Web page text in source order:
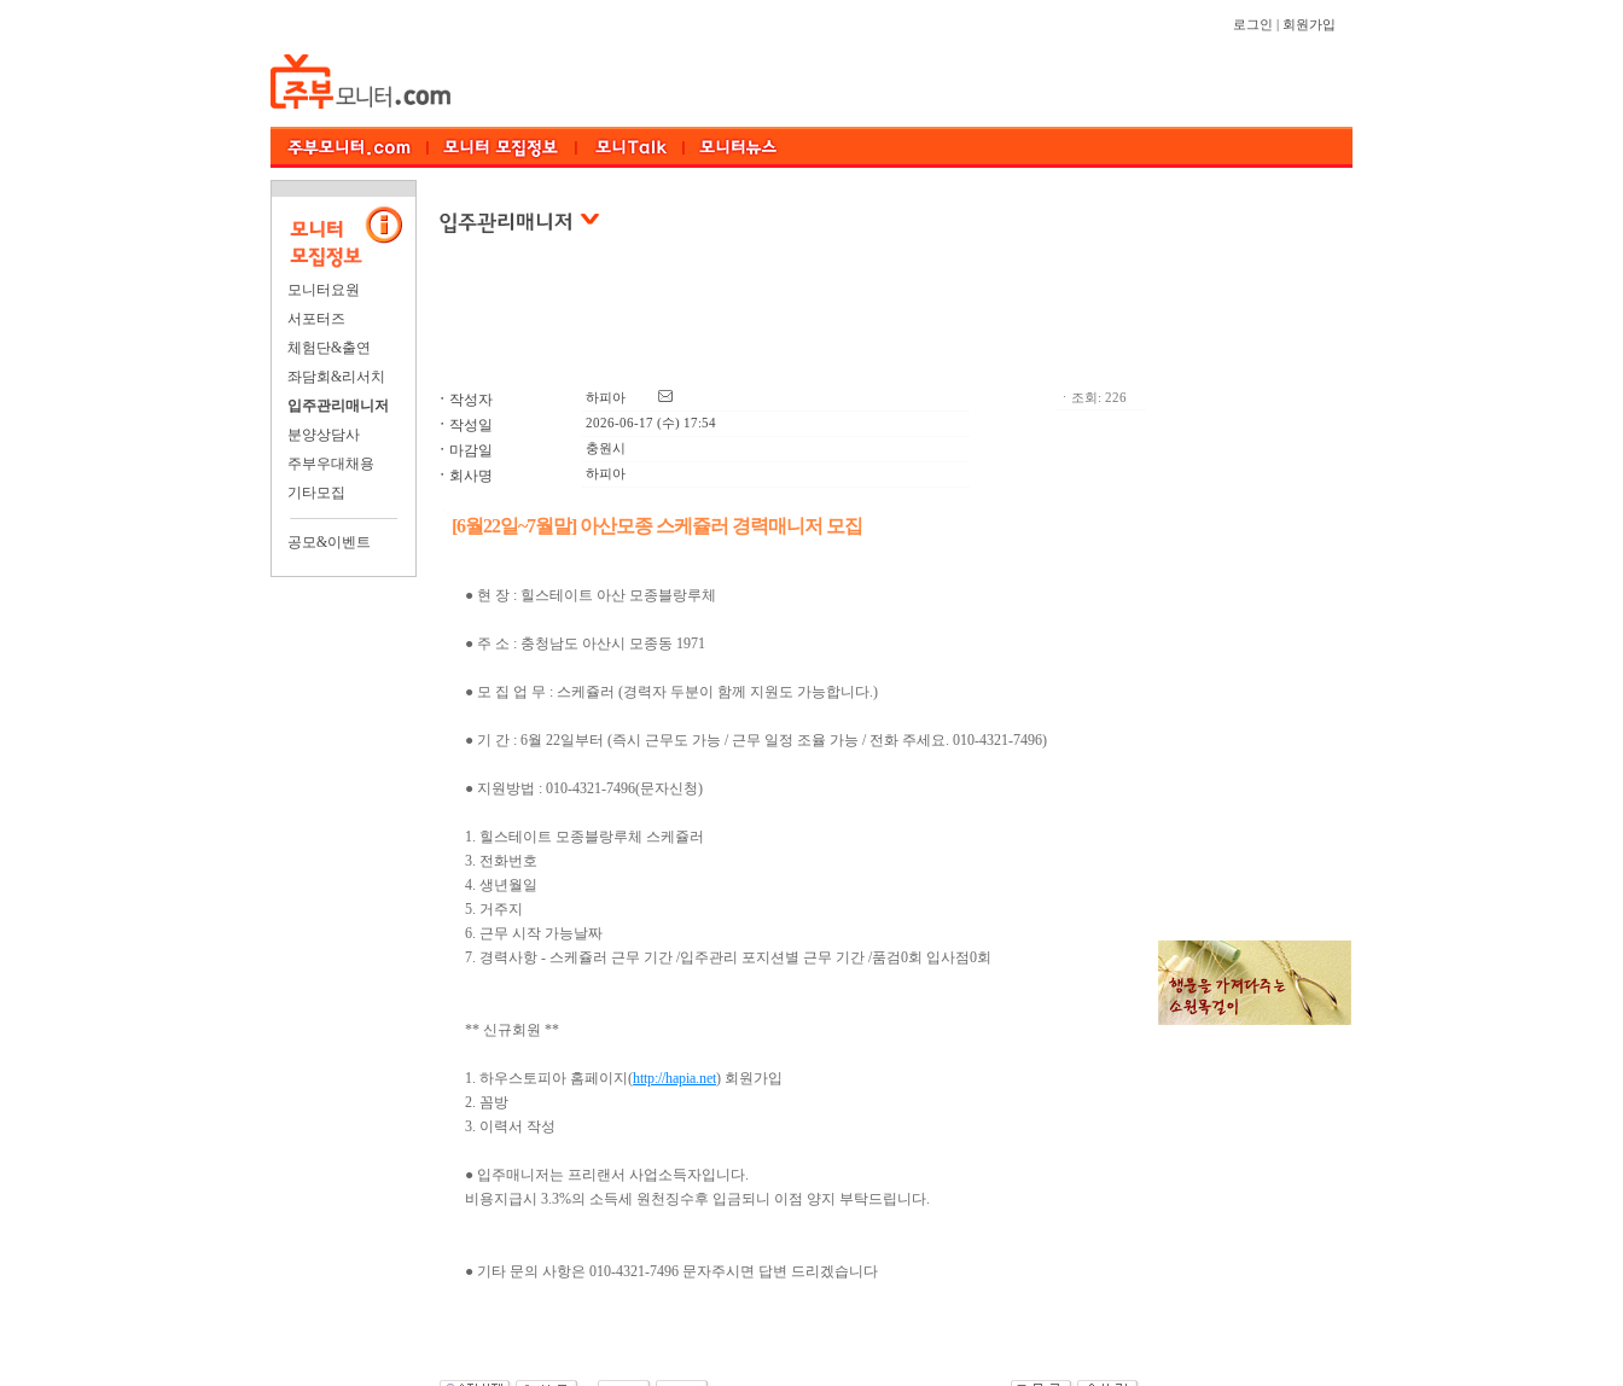
로그인 회원가입
모니터요원
서포터즈
체험단&출연
좌담회&리서치
입주관리매니저
분양상담사
주부우대채용
기타모집
공모&이벤트
ㆍ 작성자 하피아
ㆍ 작성일 2026-06-17 (수) 17:54
ㆍ 마감일 충원시
ㆍ 회사명 하피아
ㆍ조회: 226
[6월22일~7월말] 아산모종 스케쥴러 경력매니저 모집
● 현 장 : 힐스테이트 아산 모종블랑루체
● 주 소 : 충청남도 아산시 모종동 1971
● 모 집 업 무 : 스케쥴러 (경력자 두분이 함께 지원도 가능합니다.)
● 기 간 : 6월 22일부터 (즉시 근무도 가능 / 근무 일정 조율 가능 / 전화 주세요. 010-4321-7496)
● 지원방법 : 010-4321-7496(문자신청)
1. 힐스테이트 모종블랑루체 스케쥴러
3. 전화번호
4. 생년월일
5. 거주지
6. 근무 시작 가능날짜
7. 경력사항 - 스케쥴러 근무 기간 /입주관리 포지션별 근무 기간 /품검0회 입사점0회
** 신규회원 **
1. 하우스토피아 홈페이지(http://hapia.net) 회원가입
2. 꼼방
3. 이력서 작성
● 입주매니저는 프리랜서 사업소득자입니다.
비용지급시 3.3%의 소득세 원천징수후 입금되니 이점 양지 부탁드립니다.
● 기타 문의 사항은 010-4321-7496 문자주시면 답변 드리겠습니다